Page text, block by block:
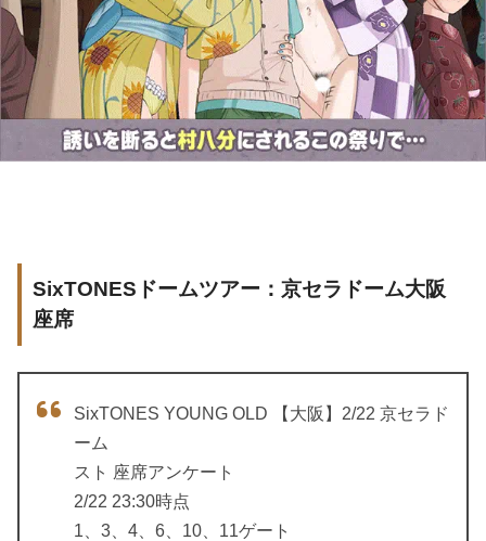
SixTONESドームツアー：京セラドーム大阪
座席
SixTONES YOUNG OLD 【大阪】2/22 京セラド
ーム
スト 座席アンケート
2/22 23:30時点
1、3、4、6、10、11ゲート